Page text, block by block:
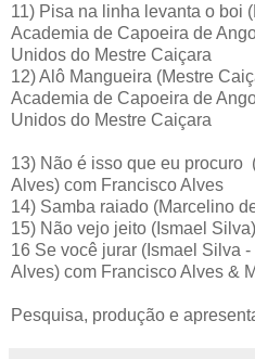
11) Pisa na linha levanta o boi
Academia de Capoeira de
Unidos do Mestre Caiçara
12)Alô Mangueira (Mestre
Academia de Capoeira de
Unidos do Mestre Caiçara
13) Não é isso que eu procuro
Alves) com Francisco Alves
14) Samba raiado (Marcelino
15) Não vejo jeito (Ismael Silva)
16 Se você jurar (Ismael Silva
Alves) com Francisco Alves &
Pesquisa, produção e